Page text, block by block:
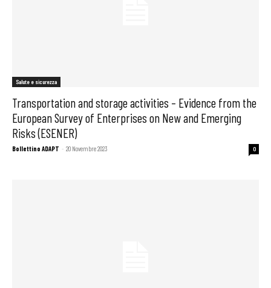
Salute e sicurezza
Transportation and storage activities – Evidence from the
European Survey of Enterprises on New and Emerging
Risks (ESENER)
Bollettino ADAPT - 20 Novembre 2023 0